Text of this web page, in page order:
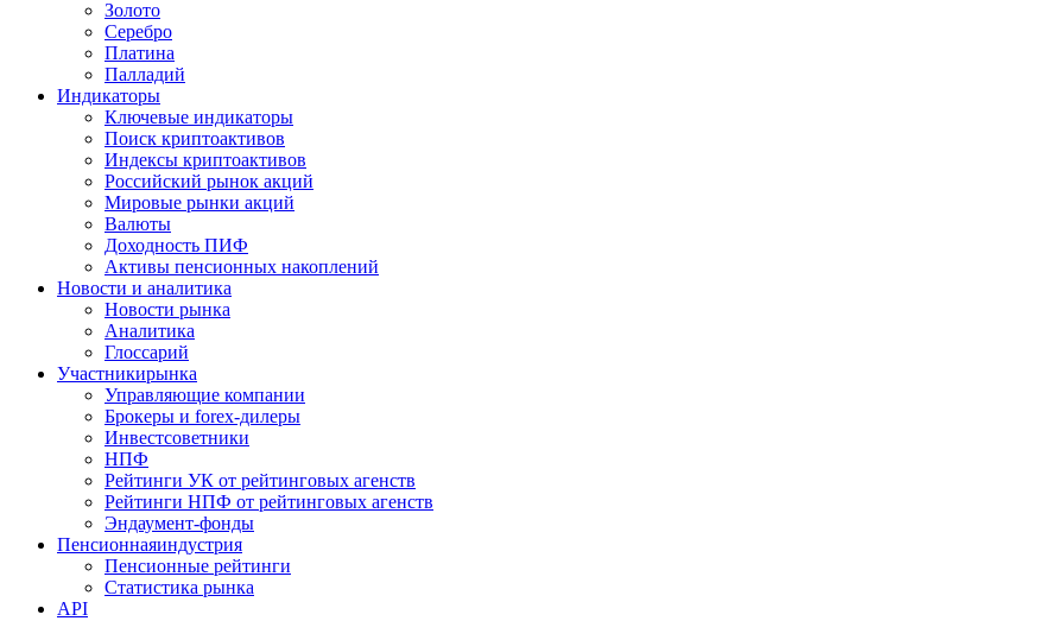
Золото
Серебро
Платина
Палладий
Индикаторы
Ключевые индикаторы
Поиск криптоактивов
Индексы криптоактивов
Российский рынок акций
Мировые рынки акций
Валюты
Доходность ПИФ
Активы пенсионных накоплений
Новости и аналитика
Новости рынка
Аналитика
Глоссарий
Участникирынка
Управляющие компании
Брокеры и forex-дилеры
Инвестсоветники
НПФ
Рейтинги УК от рейтинговых агенств
Рейтинги НПФ от рейтинговых агенств
Эндаумент-фонды
Пенсионнаяиндустрия
Пенсионные рейтинги
Статистика рынка
API